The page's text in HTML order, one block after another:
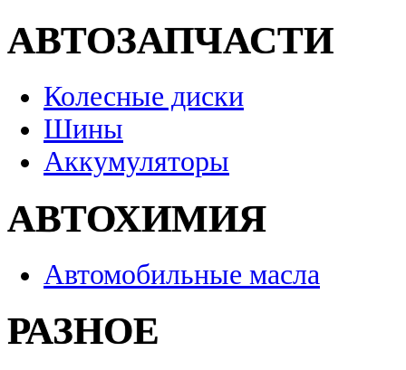
АВТОЗАПЧАСТИ
Колесные диски
Шины
Аккумуляторы
АВТОХИМИЯ
Автомобильные масла
РАЗНОЕ